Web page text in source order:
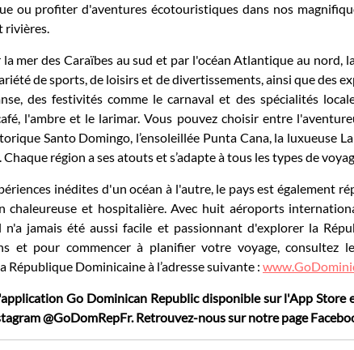
ou profiter d'aventures écotouristiques dans nos
rivières.
mer des Caraïbes au sud et par l'océan Atlantique au nord,
de sports, de loisirs et de divertissements, ainsi que des
des festivités comme le carnaval et des spécialités
l'ambre et le larimar. Vous pouvez choisir entre
Santo Domingo, l’ensoleillée Punta Cana, la luxueuse
région a ses atouts et s’adapte à tous les types de
inédites d'un océan à l'autre, le pays est également
chaleureuse et hospitalière. Avec huit aéroports
n'a jamais été aussi facile et passionnant d'explorer la
et pour commencer à planifier votre voyage, consultez
République Dominicaine à l’adresse suivante :
Go Dominican Republic disponible sur l'App Store
@GoDomRepFr. Retrouvez-nous sur notre page